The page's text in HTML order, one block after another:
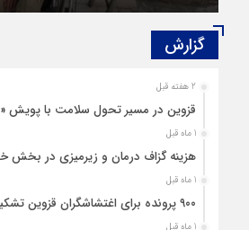
گفتگویی منتشر نشده با پروفسور
صاحب نظریه سه‌ شاخگی (۳C)
گزارش‌
2 هفته قبل
قزوین در مسیر تحول سلامت با
1 ماه قبل
هزینه‌ گزاف درمان و زیرمیزی در
1 ماه قبل
۹۰۰ پرونده برای اغتشاشگران قزوین تشکیل شده است
1 ماه قبل